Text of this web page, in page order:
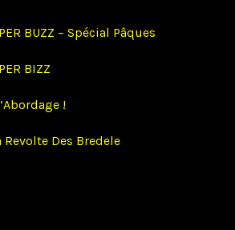
BUZZ – Spécial Pâques
BIZZ
!
Revolte Des Bredele